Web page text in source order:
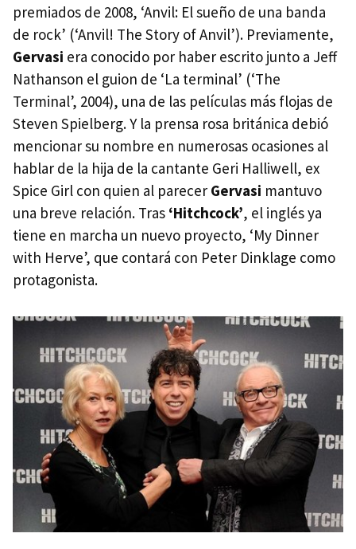
premiados de 2008, ‘Anvil: El sueño de una banda
de rock’ (‘Anvil! The Story of Anvil’). Previamente,
Gervasi era conocido por haber escrito junto a Jeff
Nathanson el guion de ‘La terminal’ (‘The
Terminal’, 2004), una de las películas más flojas de
Steven Spielberg. Y la prensa rosa británica debió
mencionar su nombre en numerosas ocasiones al
hablar de la hija de la cantante Geri Halliwell, ex
Spice Girl con quien al parecer Gervasi mantuvo
una breve relación. Tras ‘Hitchcock’, el inglés ya
tiene en marcha un nuevo proyecto, ‘My Dinner
with Herve’, que contará con Peter Dinklage como
protagonista.